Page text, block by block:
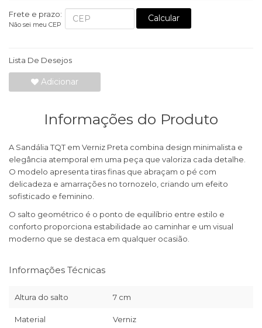
Frete e prazo:
Não sei meu CEP
Calcular
Lista De Desejos
Adicionar
Informações do Produto
A Sandália TQT em Verniz Preta combina design minimalista e
elegância atemporal em uma peça que valoriza cada detalhe.
O modelo apresenta tiras finas que abraçam o pé com
delicadeza e amarrações no tornozelo, criando um efeito
sofisticado e feminino.
O salto geométrico é o ponto de equilíbrio entre estilo e
conforto proporciona estabilidade ao caminhar e um visual
moderno que se destaca em qualquer ocasião.
Informações Técnicas
Altura do salto 7 cm
Material Verniz